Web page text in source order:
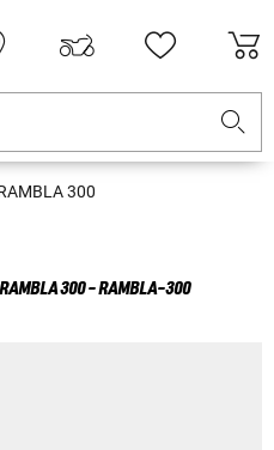
300
RAMBLA 300 - RAMBLA-300